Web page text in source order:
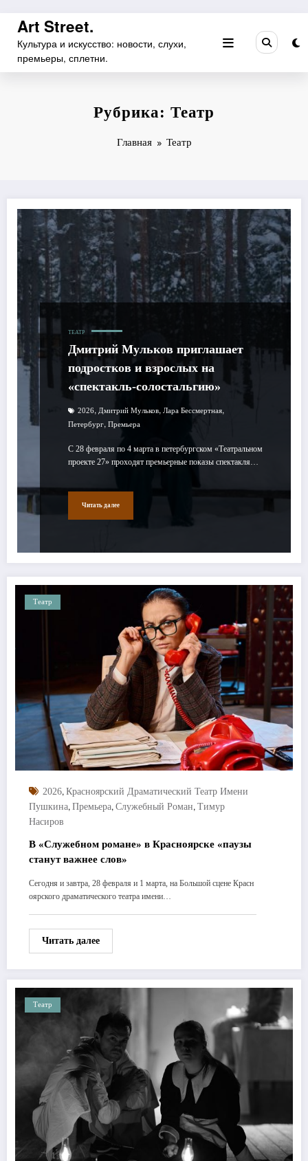
Перейти
содержимому
Art Street.
Культура и искусство: новости, слухи,
премьеры, сплетни.
Рубрика: Театр
Главная Театр
ТЕАТР
Дмитрий Мульков приглашает
подростков и взрослых на
«спектакль-солостальгию»
2026, Дмитрий Мульков, Лара Бессмертная,
Петербург, Премьера
С 28 февраля по 4 марта в петербургском «Театральном
проекте 27» проходят премьерные показы спектакля…
Читать далее
Театр
2026, Красноярский Драматический Театр Имени
Пушкина, Премьера, Служебный Роман, Тимур
Насиров
В «Служебном романе» в Красноярске «паузы
станут важнее слов»
Сегодня и завтра, 28 февраля и 1 марта, на Большой сцене Красн
оярского драматического театра имени…
Читать далее
Театр